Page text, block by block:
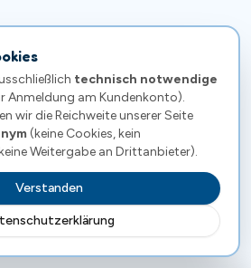
technisch notwendige
Anmeldung am Kundenkonto).
wir die Reichweite unserer Seite
(keine Cookies, kein
Weitergabe an Drittanbieter).
Verstanden